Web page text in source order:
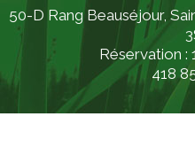
50-D Rang Beauséjour,
Réservation :
418